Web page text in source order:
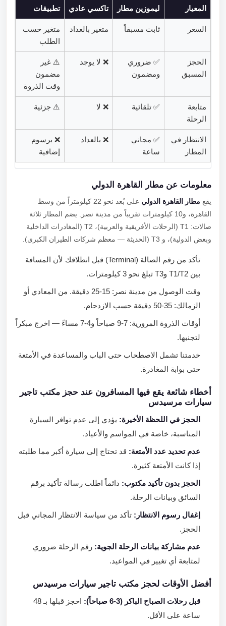
المعيار ليموزين مطار تاكسي عادي تطبيقات
السعر ثابت مسبقاً متغير بالعداد
متغير حسب
الطلب
الحجز
المسبق
✅ ضروري
ومضمون
❌ لا يوجد
⚠️ غير
مضمون
وقت الذروة
متابعة
الرحلة
✅ تلقائية ❌ لا ⚠️ جزئية
الانتظار في
المطار
✅ مجاني
ساعة
❌ بالعداد
❌ برسوم
إضافية
معلومات عن مطار القاهرة الدولي
يقعمطار القاهرة الدولي
على بُعد نحو 22 كيلومتراً من وسط
القاهرة، و10 كيلومترات تقريباً من مدينة نصر. يضم المطار ثلاثة
صالات: T1 (الرحلات الأفريقية والعربية)، T2 (المغادرات الداخلية
وبعض الدولية)، و T3 (الحديثة — معظم شركات الطيران الكبرى).
تأكد من رقم الصالة (Terminal) قبل انطلاقك لأن المسافة
بين T1/T2 وT3 تبلغ نحو 3 كيلومترات.
وقت الوصول من مدينة نصر: 15-25 دقيقة. من المعادي أو
الزمالك: 35-50 دقيقة حسب الازدحام.
أوقات الذروة المرورية: 7-9 صباحاً و4-7 مساءً — اخرج مبكراً
لتجنبها.
خدمتنا تشمل الاصطحاب حتى الباب والمساعدة في الأمتعة
حتى بوابة المغادرة.
أخطاء شائعة يقع فيها المسافرون عند حجز مكتب تاجير
سيارات مرسيدس
الحجز في اللحظة الأخيرة:يؤدي إلى عدم توافر السيارة
المناسبة، خاصة في المواسم والأعياد.
عدم تحديد عدد الأمتعة:قد تحتاج إلى سيارة أكبر مما طلبته
إذا كانت الأمتعة كثيرة.
الحجز بدون تأكيد مكتوب:دائماً اطلب رسالة تأكيد برقم
السائق وبيانات الرحلة.
إغفال رسوم الانتظار:تأكد من سياسة الانتظار المجاني قبل
الحجز.
عدم مشاركة بيانات الرحلة الجوية:رقم الرحلة ضروري
لمتابعة أي تغيير في المواعيد.
أفضل الأوقات لحجز مكتب تاجير سيارات مرسيدس
قبل رحلات الصباح الباكر (3-6 صباحاً):
احجز قبلها بـ 48
ساعة على الأقل.